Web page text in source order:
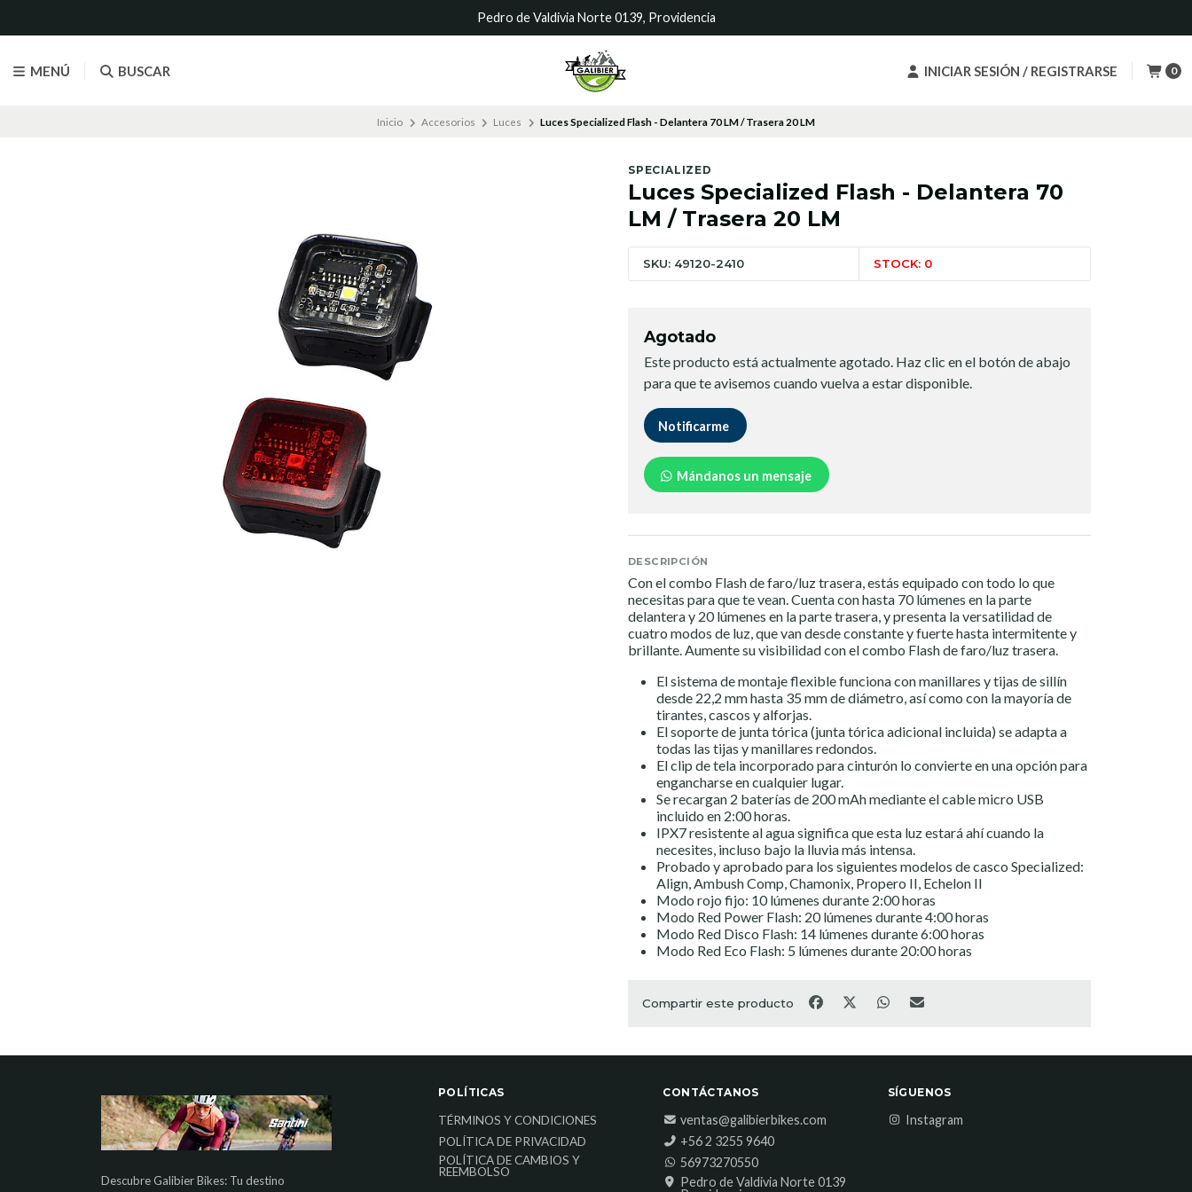
MENÚ BUSCAR INICIAR SESIÓN / REGISTRARSE 0
Pedro de Valdivia Norte 0139, Providencia
Inicio Accesorios Luces Luces Specialized Flash - Delantera 70 LM / Trasera 20 LM
SPECIALIZED
Luces Specialized Flash - Delantera 70
LM / Trasera 20 LM
SKU: 49120-2410 STOCK: 0
Agotado
Este producto está actualmente agotado. Haz clic en el botón de abajo
para que te avisemos cuando vuelva a estar disponible.
Notificarme
Mándanos un mensaje
DESCRIPCIÓN
Con el combo Flash de faro/luz trasera, estás equipado con todo lo que
necesitas para que te vean. Cuenta con hasta 70 lúmenes en la parte
delantera y 20 lúmenes en la parte trasera, y presenta la versatilidad de
cuatro modos de luz, que van desde constante y fuerte hasta intermitente y
brillante. Aumente su visibilidad con el combo Flash de faro/luz trasera.
El sistema de montaje flexible funciona con manillares y tijas de sillín
desde 22,2 mm hasta 35 mm de diámetro, así como con la mayoría de
tirantes, cascos y alforjas.
El soporte de junta tórica (junta tórica adicional incluida) se adapta a
todas las tijas y manillares redondos.
El clip de tela incorporado para cinturón lo convierte en una opción para
engancharse en cualquier lugar.
Se recargan 2 baterías de 200 mAh mediante el cable micro USB
incluido en 2:00 horas.
IPX7 resistente al agua significa que esta luz estará ahí cuando la
necesites, incluso bajo la lluvia más intensa.
Probado y aprobado para los siguientes modelos de casco Specialized:
Align, Ambush Comp, Chamonix, Propero II, Echelon II
Modo rojo fijo: 10 lúmenes durante 2:00 horas
Modo Red Power Flash: 20 lúmenes durante 4:00 horas
Modo Red Disco Flash: 14 lúmenes durante 6:00 horas
Modo Red Eco Flash: 5 lúmenes durante 20:00 horas
Compartir este producto
Descubre Galibier Bikes: Tu destino
POLÍTICAS
TÉRMINOS Y CONDICIONES
POLÍTICA DE PRIVACIDAD
POLÍTICA DE CAMBIOS Y
REEMBOLSO
CONTÁCTANOS
ventas@galibierbikes.com
‎+56 2 3255 9640
56973270550
Pedro de Valdivia Norte 0139
SÍGUENOS
Instagram